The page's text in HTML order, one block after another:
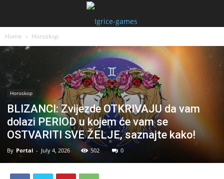
Home Horoskop
Horoskop
BLIZANCI: Zvijezde OTKRIVAJU da vam
dolazi PERIOD u kojem će vam se
OSTVARITI SVE ŽELJE, saznajte kako!
By Portal - July 4, 2026 502 0